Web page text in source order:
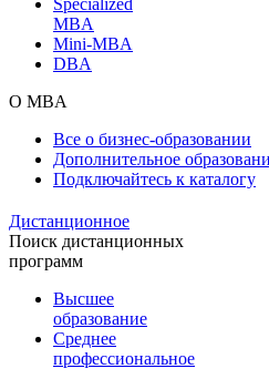
MBA
Mini-MBA
DBA
О MBA
Все о бизнес-образовании
Дополнительное
Подключайтесь к каталогу
Дистанционное
Поиск дистанционных
программ
Высшее
образование
Среднее
профессиональное